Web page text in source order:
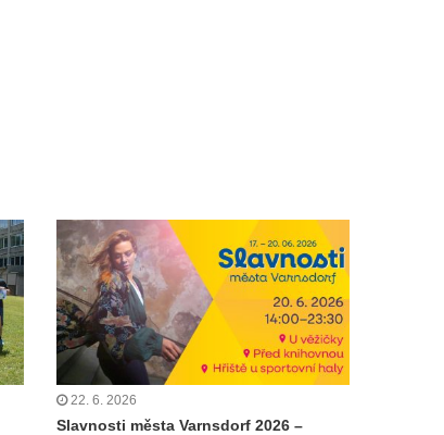
22. 6. 2026
Slavnosti města Varnsdorf 2026 –